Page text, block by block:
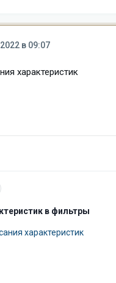
в 09:07
характеристик
в фильтры
характеристик